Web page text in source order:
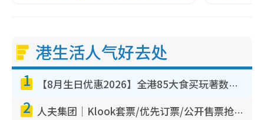
港生活人气好去处
1 【8月生日优惠2026】全港85大食买玩著数攻略 自助餐/火锅放题同行免费＋诚品/DONKI送现金券
2 人夫集团｜Klook套票/优先订票/公开售票抢票攻略！附票价.购票连结.场地座位表